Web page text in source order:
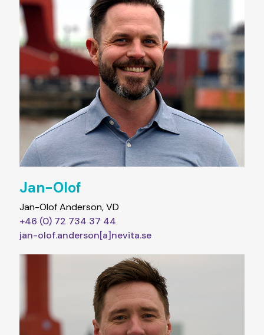
Jan-Olof
Jan-Olof Anderson, VD
+46 (0) 72 734 37 44​
jan-olof.anderson[a]nevita.se